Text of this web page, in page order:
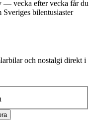
— vecka efter vecka får du
Sveriges bilentusiaster
och nostalgi direkt i